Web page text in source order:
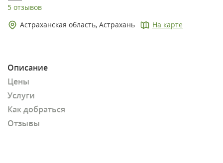
5 отзывов
Астраханская область, Астрахань
На карте
Описание
Цены
Услуги
Как добраться
Отзывы